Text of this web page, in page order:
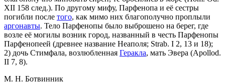
XII 158 след.). По другому мифу, Парфенопа и её сестры
погибли после того, как мимо них благополучно проплыли
аргонавты. Тело Парфенопы было выброшено на берег, где
возле её могилы возник город, названный в честь Парфенопы
Парфенопеей (древнее название Неаполя; Strab. I 2, 13 и 18);
2) дочь Стимфала, возлюбленная Геракла, мать Эвера (Apollod.
II 7, 8).
М. Н. Ботвинник